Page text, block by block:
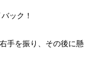
ック！
手を振り、その後に懸